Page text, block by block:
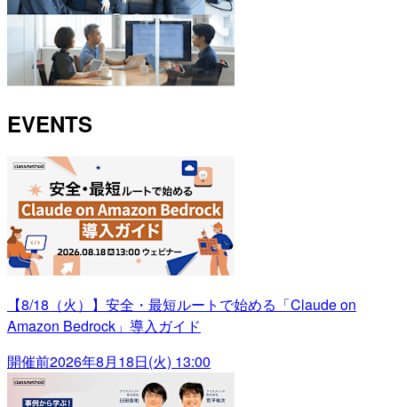
EVENTS
【8/18（火）】安全・最短ルートで始める「Claude on
Amazon Bedrock」導入ガイド
開催前2026年8月18日(火) 13:00